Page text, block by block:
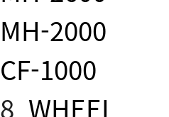
MH-2000
CF-1000
8 WHEEL